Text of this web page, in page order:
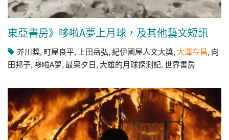
東亞書房》哆啦A夢上月球，及其他藝文短訊
芥川獎, 町屋良平, 上田岳弘,紀伊國屋人文大獎, 大澤在昌, 向
田邦子, 哆啦A夢,最果夕日, 大雄的月球探測記,世界書房